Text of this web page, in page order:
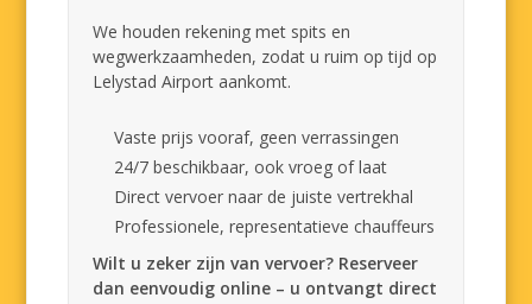
We houden rekening met spits en
wegwerkzaamheden, zodat u ruim op tijd op
Lelystad Airport aankomt.
Vaste prijs vooraf, geen verrassingen
24/7 beschikbaar, ook vroeg of laat
Direct vervoer naar de juiste vertrekhal
Professionele, representatieve chauffeurs
Wilt u zeker zijn van vervoer? Reserveer
dan eenvoudig online – u ontvangt direct